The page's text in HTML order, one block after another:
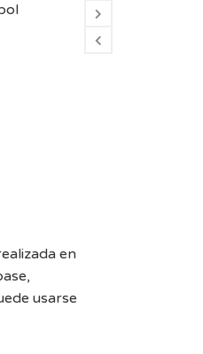
en
usarse